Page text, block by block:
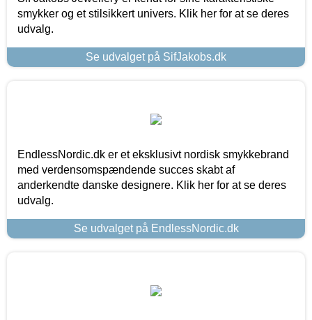
smykker og et stilsikkert univers. Klik her for at se deres
udvalg.
Se udvalget på SifJakobs.dk
EndlessNordic.dk er et eksklusivt nordisk smykkebrand
med verdensomspændende succes skabt af
anderkendte danske designere. Klik her for at se deres
udvalg.
Se udvalget på EndlessNordic.dk